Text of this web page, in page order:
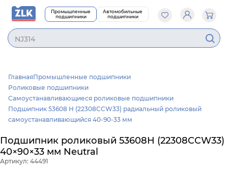
Промышленные
подшипники
Автомобильные
подшипники
NJ3
ГлавнаяПромышленные подшипники
Роликовые подшипники
Самоустанавливающиеся роликовые подшипники
Подшипник 53608 H (22308CCW33) радиальный роликовый
самоустанавливающийся 40-90-33 мм
Подшипник роликовый 53608H (22308CCW33)
40×90×33 мм Neutral
Артикул: 44491